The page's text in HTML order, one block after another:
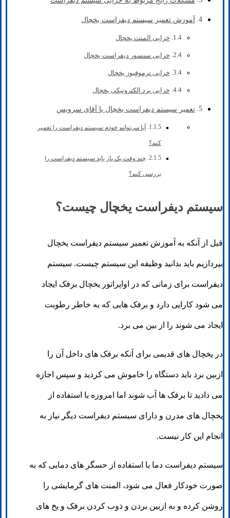
آموزش تعمیر سیستم دیفراست یخچال
خرابی المنت یخچال
خرابی سنسور دیفراست یخچال
خرابی ترموفیوز یخچال
خرابی برد الکترونیکی یخچال
تعمیر سیستم دیفراست یخچال با آقای سرویس
آیا می‌توانم خودم سیستم دیفراست را تعمیر
کنم؟
چند وقت یک بار باید سیستم دیفراست را
بررسی کنم؟
سیستم دیفراست یخچال چیست؟
قبل از آنکه به آموزش تعمیر سیستم دیفراست یخچال
بپردازیم باید بدانید وظیفه این سیستم چیست. سیستم
دیفراست برای زمانی که در اواپراتور یخچال برفک ایجاد
می شود کارایی دارد و برفک هایی که به خاطر رطوبت
ایجاد می شوند را از بین می برد.
در یخچال های قدیمی برای آنکه برفک های داخل آن را
ازبین برد باید دستگاه را خاموش می کردید و سپس اجازه
می دادید تا برفک ها آب شوند اما امروزه با استفاده از
یخچال های مدرن و دارای سیستم دیفراست دیگر نیاز به
انجام این کار نیست.
سیستم دیفراست دما با استفاده از حسگر های دمایی که به
صورت خودکار فعال می شود، المنت های گرمایشی را
روشن کرده و به ازبین بردن و ذوب کردن برفک و یخ های